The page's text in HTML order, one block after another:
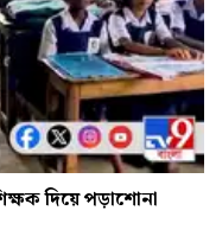
দিয়ে পড়াশোনা